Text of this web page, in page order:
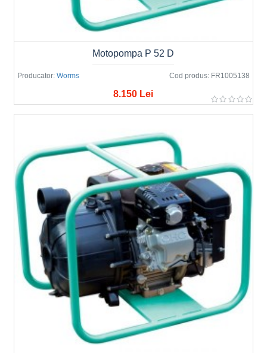
Producator: Worms Cod produs: FR1005138
Motopompa P 52 D
8.150 Lei